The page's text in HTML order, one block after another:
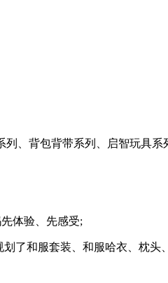
列、背包背带系列、启智玩具系
体验、先感受;
和服套装、和服哈衣、枕头